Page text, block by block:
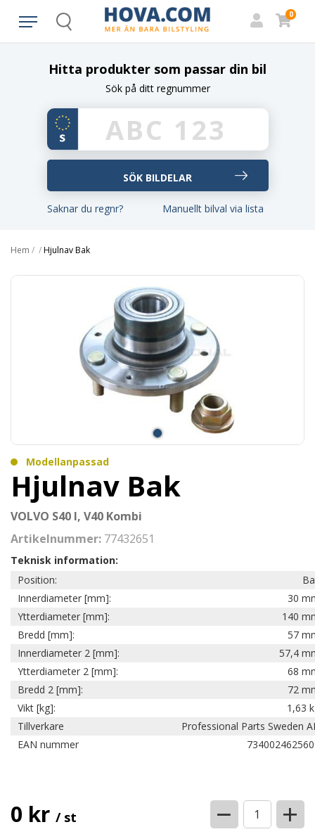
Search
0
Hitta produkter som passar din bil
Sök på ditt regnummer
Saknar du regnr? Manuellt bilval via lista
Hem / /Hjulnav Bak
Modellanpassad
Hjulnav Bak
VOLVO S40 I, V40 Kombi
Artikelnummer: 77432651
Teknisk information:
Position:
Innerdiameter [mm]:
30
Ytterdiameter [mm]:
140
Bredd [mm]:
57
Innerdiameter 2 [mm]:
57,4
Ytterdiameter 2 [mm]:
68
Bredd 2 [mm]:
72
Vikt [kg]:
1,63
Tillverkare
Professional Parts Sweden
EAN nummer
0 kr / st − +